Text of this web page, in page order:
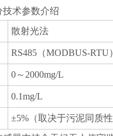
术参数介绍
散射光法
RS485（MODBUS-RTU）
0～2000mg/L
0.1mg/L
±5%（取决于污泥同质性